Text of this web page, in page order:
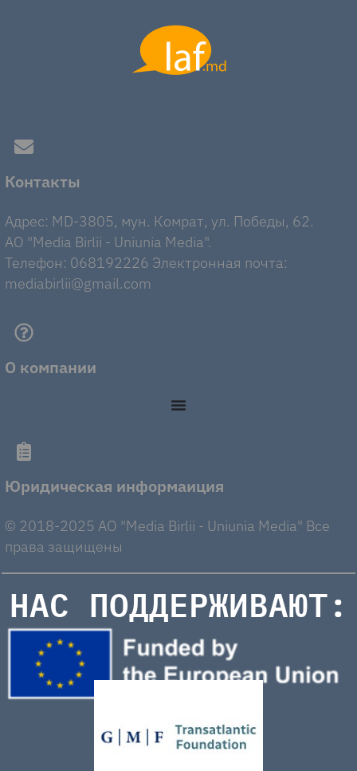
Контакты
Адрес: MD-3805, мун. Комрат, ул. Победы, 62.
AO "Media Birlii - Uniunia Media".
Телефон: 068192226 Электронная почта:
mediabirlii@gmail.com
О компании
Юридическая информаиция
© 2018-2025 AO "Media Birlii - Uniunia Media" Все
права защищены
НАС ПОДДЕРЖИВАЮТ: